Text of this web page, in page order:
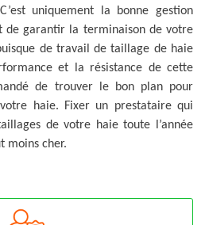
uniquement la bonne gestion
de garantir la terminaison de votre
de travail de taillage de haie
et la résistance de cette
de trouver le bon plan pour
haie. Fixer un prestataire qui
de votre haie toute l’année
moins cher.